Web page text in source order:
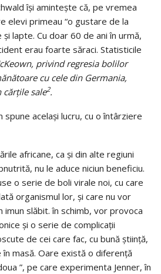
îşi aminteşte că, pe vremea
elevi primeau “o gustare de la
şi lapte. Cu doar 60 de ani în urmă,
erau foarte săraci. Statisticile
privind regresia bolilor
cu cele din Germania,
cărţile sale2.
acelaşi lucru, cu o întârziere
africane, ca şi din alte regiuni
nu le aduce niciun beneficiu.
o serie de boli virale noi, cu care
organismul lor, şi care nu vor
slăbit. în schimb, vor provoca
şi o serie de complicaţii
de cei care fac, cu bună ştiinţă,
în masă. Oare există o diferenţă
”, pe care experimenta Jenner, în